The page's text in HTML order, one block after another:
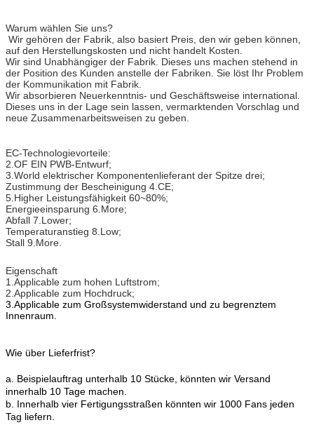
Warum wählen Sie uns?
Wir gehören der Fabrik, also basiert Preis, den wir geben können,
auf den Herstellungskosten und nicht handelt Kosten.
Wir sind Unabhängiger der Fabrik. Dieses uns machen stehend in
der Position des Kunden anstelle der Fabriken. Sie löst Ihr Problem
der Kommunikation mit Fabrik.
Wir absorbieren Neuerkenntnis- und Geschäftsweise international.
Dieses uns in der Lage sein lassen, vermarktenden Vorschlag und
neue Zusammenarbeitsweisen zu geben.
EC-Technologievorteile:
2.OF EIN PWB-Entwurf;
3.World elektrischer Komponentenlieferant der Spitze drei;
Zustimmung der Bescheinigung 4.CE;
5.Higher Leistungsfähigkeit 60~80%;
Energieeinsparung 6.More;
Abfall 7.Lower;
Temperaturanstieg 8.Low;
Stall 9.More.
Eigenschaft
1.Applicable zum hohen Luftstrom;
2.Applicable zum Hochdruck;
3.Applicable zum Großsystemwiderstand und zu begrenztem
Innenraum.
Wie über Lieferfrist?
a. Beispielauftrag unterhalb 10 Stücke, könnten wir Versand
innerhalb 10 Tage machen.
b. Innerhalb vier Fertigungsstraßen könnten wir 1000 Fans jeden
Tag liefern.